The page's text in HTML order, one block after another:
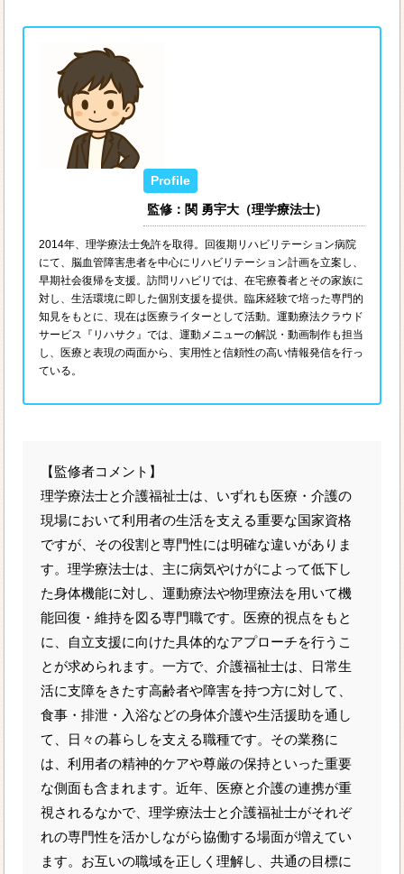
監修：関 勇宇大（理学療法士）
2014年、理学療法士免許を取得。回復期リハビリテーション病院
にて、脳血管障害患者を中心にリハビリテーション計画を立案し、
早期社会復帰を支援。訪問リハビリでは、在宅療養者とその家族に
対し、生活環境に即した個別支援を提供。臨床経験で培った専門的
知見をもとに、現在は医療ライターとして活動。運動療法クラウド
サービス『リハサク』では、運動メニューの解説・動画制作も担当
し、医療と表現の両面から、実用性と信頼性の高い情報発信を行っ
ている。
【監修者コメント】
理学療法士と介護福祉士は、いずれも医療・介護の
現場において利用者の生活を支える重要な国家資格
ですが、その役割と専門性には明確な違いがありま
す。理学療法士は、主に病気やけがによって低下し
た身体機能に対し、運動療法や物理療法を用いて機
能回復・維持を図る専門職です。医療的視点をもと
に、自立支援に向けた具体的なアプローチを行うこ
とが求められます。一方で、介護福祉士は、日常生
活に支障をきたす高齢者や障害を持つ方に対して、
食事・排泄・入浴などの身体介護や生活援助を通し
て、日々の暮らしを支える職種です。その業務に
は、利用者の精神的ケアや尊厳の保持といった重要
な側面も含まれます。近年、医療と介護の連携が重
視されるなかで、理学療法士と介護福祉士がそれぞ
れの専門性を活かしながら協働する場面が増えてい
ます。お互いの職域を正しく理解し、共通の目標に